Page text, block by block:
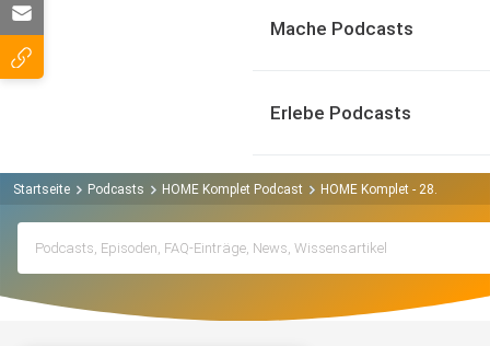
Mache Podcasts
Erlebe Podcasts
Startseite Podcasts HOME Komplet Podcast HOME Komplet - 28.